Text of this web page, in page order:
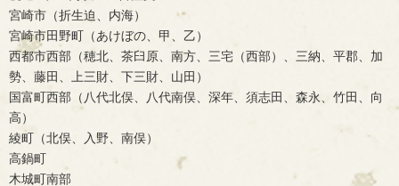
宮崎市（折生迫、内海）
宮崎市田野町（あけぼの、甲、乙）
西都市西部（穂北、茶臼原、南方、三宅（西部）、三納、平郡、加
勢、藤田、上三財、下三財、山田）
国富町西部（八代北俣、八代南俣、深年、須志田、森永、竹田、向
高）
綾町（北俣、入野、南俣）
高鍋町
木城町南部